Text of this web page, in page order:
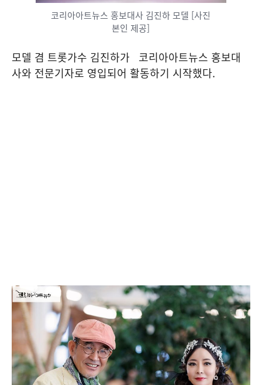
코리아아트뉴스 홍보대사 김진하 모델 [사진
본인 제공]
모델 겸 트롯가수 김진하가 코리아아트뉴스 홍보대
사와 전문기자로 영입되어 활동하기 시작했다.